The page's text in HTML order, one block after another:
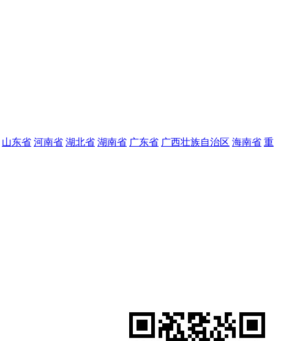
山东省 河南省 湖北省 湖南省 广东省 广西壮族自治区 海南省 重